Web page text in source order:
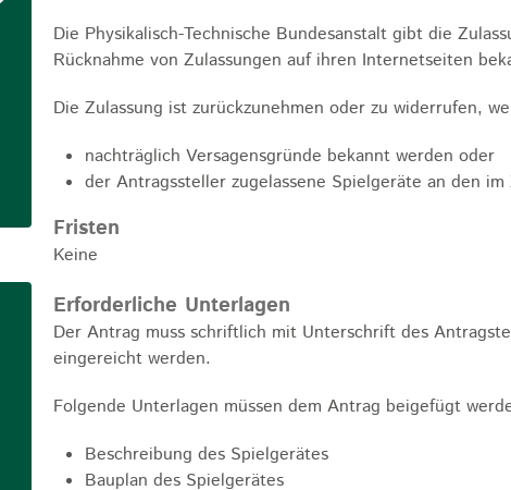
Die Physikalisch-Technische Bundesanstalt gibt die
Rücknahme von Zulassungen auf ihren Internetseiten
Die Zulassung ist zurückzunehmen oder zu widerrufen,
nachträglich Versagensgründe bekannt werden oder
der Antragssteller zugelassene Spielgeräte an den
Fristen
Keine
Erforderliche Unterlagen
Der Antrag muss schriftlich mit Unterschrift des
eingereicht werden.
Folgende Unterlagen müssen dem Antrag beigefügt
Beschreibung des Spielgerätes
Bauplan des Spielgerätes